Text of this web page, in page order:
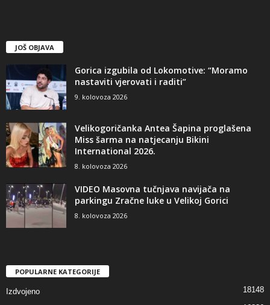
JOŠ OBJAVA
Gorica izgubila od Lokomotive: “Moramo
nastaviti vjerovati i raditi”
9. kolovoza 2026
Velikogoričanka Antea Šapina proglašena
Miss šarma na natjecanju Bikini
International 2026.
8. kolovoza 2026
VIDEO Masovna tučnjava navijača na
parkingu Zračne luke u Velikoj Gorici
8. kolovoza 2026
POPULARNE KATEGORIJE
Izdvojeno 18148